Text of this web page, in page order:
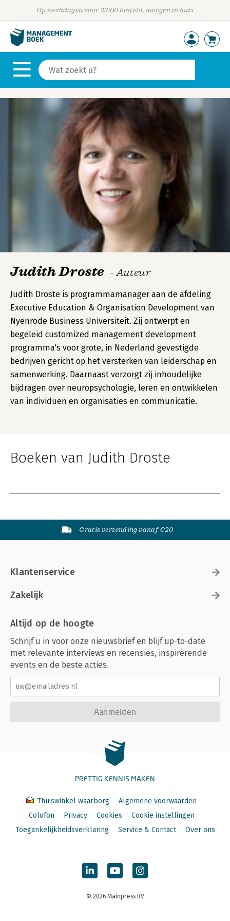
Op werkdagen voor 23:00 besteld, morgen in huis
Judith Droste - Auteur
Judith Droste is programmamanager aan de afdeling
Executive Education & Organisation Development van
Nyenrode Business Universiteit. Zij ontwerpt en
begeleid customized management development
programma's voor grote, in Nederland gevestigde
bedrijven gericht op het versterken van leiderschap en
samenwerking. Daarnaast verzorgt zij inhoudelijke
bijdragen over neuropsychologie, leren en ontwikkelen
van individuen en organisaties en communicatie.
Boeken van Judith Droste
Gratis verzending vanaf €20
Klantenservice
Zakelijk
Altijd op de hoogte
Schrijf u in voor onze nieuwsbrief en blijf up-to-date
met relevante interviews en recensies, inspirerende
events en de beste acties.
Aanmelden
PRETTIG KENNIS MAKEN
Thuiswinkel waarborg
Algemene voorwaarden
Colofon
Privacy Cookies
Cookie instellingen
Toegankelijkheidsverklaring
Service & Contact Over ons
© 2026 Mainpress BV